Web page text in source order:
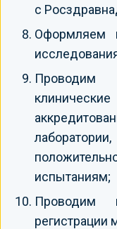
с
Оформляем
испытаниям;
Проводим
регистрации